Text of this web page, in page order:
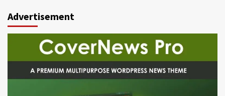
Advertisement